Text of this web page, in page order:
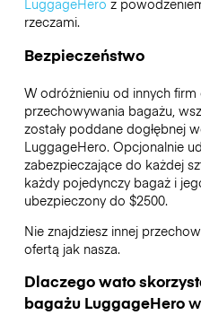
LuggageHero z
rzeczami.
Bezpieczeństwo
W odróżnieniu od innych firm
przechowywania bagażu,
zostały poddane dogłębnej
LuggageHero. Opcjonalnie
zabezpieczające do każdej
każdy pojedynczy bagaż i
ubezpieczony do $2500.
Nie znajdziesz innej
ofertą jak nasza.
Dlaczego wato
bagażu LuggageHerow